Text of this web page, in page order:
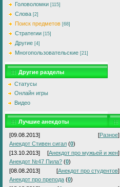
Головоломки [115]
Слова [2]
Поиск предметов [68]
Стратегии [15]
Другие [4]
Многопользовательские [21]
Другие разделы
Статусы
Онлайн игры
Видео
Лучшие анекдоты
[09.08.2013] [Разное]
Анекдот Стивен сигал (0)
[13.10.2013]
[Анекдот про мужьей и жен]
Анекдот №47 Пила? (0)
[08.08.2013]
[Анекдот про студентов]
Анекдот про препода (0)